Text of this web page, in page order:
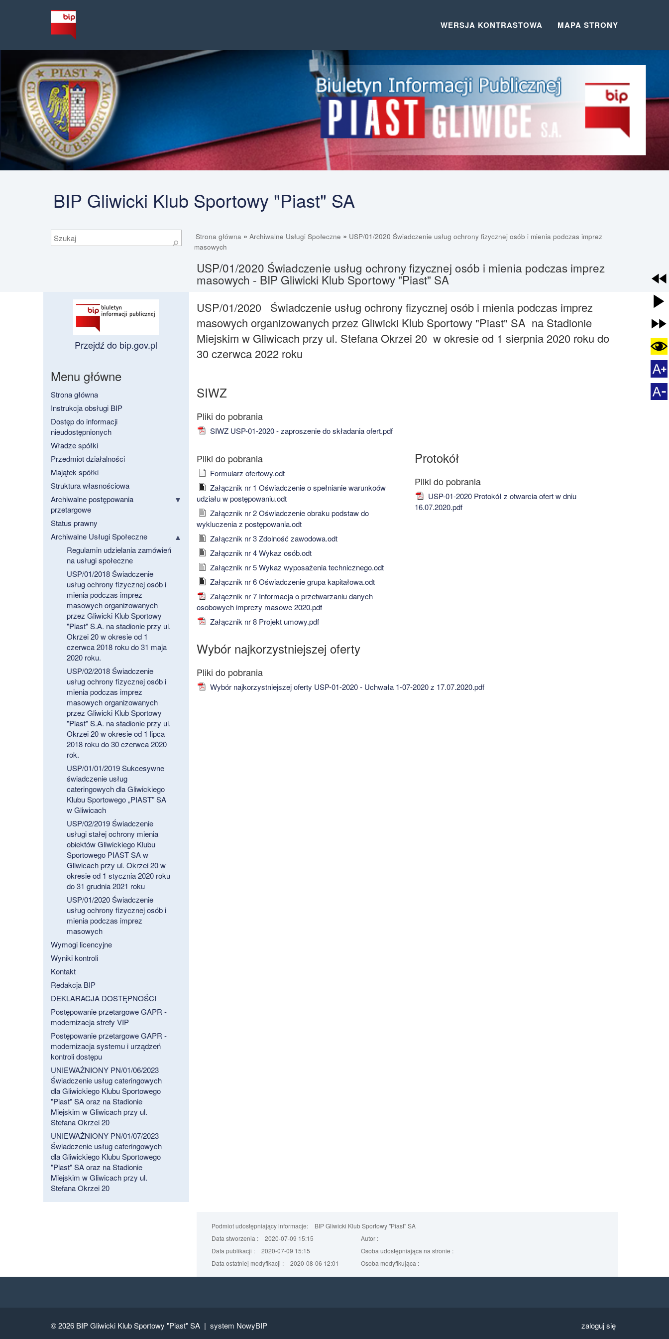
WERSJA KONTRASTOWA MAPA STRONY
BIP Gliwicki Klub Sportowy "Piast" SA
Szukaj
⚲
Strona główna » Archiwalne Usługi Społeczne » USP/01/2020 Świadczenie usług ochrony fizycznej osób i mienia podczas imprez
masowych
USP/01/2020 Świadczenie usług ochrony fizycznej osób i mienia podczas imprez
masowych - BIP Gliwicki Klub Sportowy "Piast" SA
Przejdź do bip.gov.pl
Menu główne
Strona główna
Instrukcja obsługi BIP
Dostęp do informacji
nieudostępnionych
Władze spółki
Przedmiot działalności
Majątek spółki
Struktura własnościowa
Archiwalne postępowania
przetargowe
Status prawny
Archiwalne Usługi Społeczne
Regulamin udzielania zamówień
na usługi społeczne
USP/01/2018 Świadczenie
usług ochrony fizycznej osób i
mienia podczas imprez
masowych organizowanych
przez Gliwicki Klub Sportowy
"Piast" S.A. na stadionie przy ul.
Okrzei 20 w okresie od 1
czerwca 2018 roku do 31 maja
2020 roku.
USP/02/2018 Świadczenie
usług ochrony fizycznej osób i
mienia podczas imprez
masowych organizowanych
przez Gliwicki Klub Sportowy
"Piast" S.A. na stadionie przy ul.
Okrzei 20 w okresie od 1 lipca
2018 roku do 30 czerwca 2020
rok.
USP/01/01/2019 Sukcesywne
świadczenie usług
cateringowych dla Gliwickiego
Klubu Sportowego „PIAST” SA
w Gliwicach
USP/02/2019 Świadczenie
usługi stałej ochrony mienia
obiektów Gliwickiego Klubu
Sportowego PIAST SA w
Gliwicach przy ul. Okrzei 20 w
okresie od 1 stycznia 2020 roku
do 31 grudnia 2021 roku
USP/01/2020 Świadczenie
usług ochrony fizycznej osób i
mienia podczas imprez
masowych
Wymogi licencyjne
Wyniki kontroli
Kontakt
Redakcja BIP
DEKLARACJA DOSTĘPNOŚCI
Postępowanie przetargowe GAPR -
modernizacja strefy VIP
Postępowanie przetargowe GAPR -
modernizacja systemu i urządzeń
kontroli dostępu
UNIEWAŻNIONY PN/01/06/2023
Świadczenie usług cateringowych
dla Gliwickiego Klubu Sportowego
"Piast" SA oraz na Stadionie
Miejskim w Gliwicach przy ul.
Stefana Okrzei 20
UNIEWAŻNIONY PN/01/07/2023
Świadczenie usług cateringowych
dla Gliwickiego Klubu Sportowego
"Piast" SA oraz na Stadionie
Miejskim w Gliwicach przy ul.
Stefana Okrzei 20
USP/01/2020 Świadczenie usług ochrony fizycznej osób i mienia podczas imprez
masowych organizowanych przez Gliwicki Klub Sportowy "Piast" SA na Stadionie
Miejskim w Gliwicach przy ul. Stefana Okrzei 20 w okresie od 1 sierpnia 2020 roku do
30 czerwca 2022 roku
SIWZ
SIWZ USP-01-2020 - zaproszenie do składania ofert.pdf
Formularz ofertowy.odt
Załącznik nr 1 Oświadczenie o spełnianie warunkoów
udziału w postępowaniu.odt
Załącznik nr 2 Oświadczenie obraku podstaw do
wykluczenia z postępowania.odt
Załącznik nr 3 Zdolność zawodowa.odt
Załącznik nr 4 Wykaz osób.odt
Załącznik nr 5 Wykaz wyposażenia technicznego.odt
Załącznik nr 6 Oświadczenie grupa kapitałowa.odt
Załącznik nr 7 Informacja o przetwarzaniu danych
osobowych imprezy masowe 2020.pdf
Załącznik nr 8 Projekt umowy.pdf
Protokół
USP-01-2020 Protokół z otwarcia ofert w dniu
16.07.2020.pdf
Wybór najkorzystniejszej oferty
Wybór najkorzystniejszej oferty USP-01-2020 - Uchwała 1-07-2020 z 17.07.2020.pdf
Podmiot udostępniający informacje:
BIP Gliwicki Klub Sportowy "Piast" SA
Data stworzenia :
2020-07-09 15:15
Autor :
Data publikacji :
2020-07-09 15:15
Osoba udostępniająca na stronie :
Data ostatniej modyfikacji :
2020-08-06 12:01 Osoba modyfikująca :
© 2026 BIP Gliwicki Klub Sportowy "Piast" SA | system NowyBIP zaloguj się